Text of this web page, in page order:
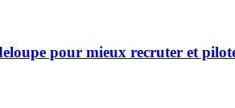
pour mieux recruter et